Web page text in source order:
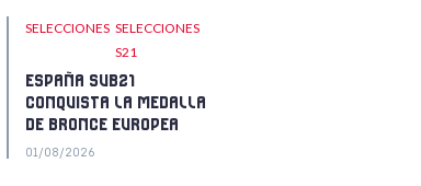
SELECCIONES SELECCIONES
S21
ESPAÑA SUB21
CONQUISTA LA MEDALLA
DE BRONCE EUROPEA
01/08/2026